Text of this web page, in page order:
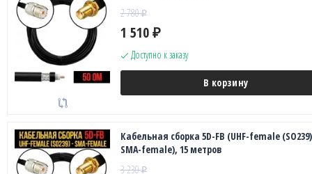
2 780₽
1 510 ₽
Доступно к заказу
В корзину
Кабельная сборка 5D-FB (UHF-female
SMA-female), 15 метров
3 230₽